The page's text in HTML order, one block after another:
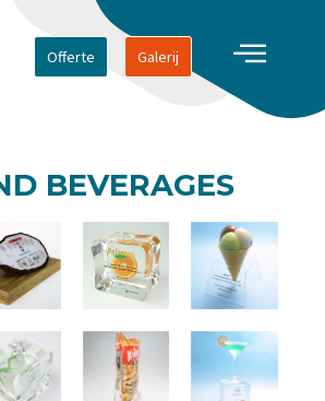
Offerte Galerij
BEVERAGES